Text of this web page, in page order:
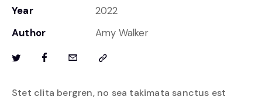
Year
2022
Author
Amy Walker
Stet clita bergren, no sea takimata sanctus est